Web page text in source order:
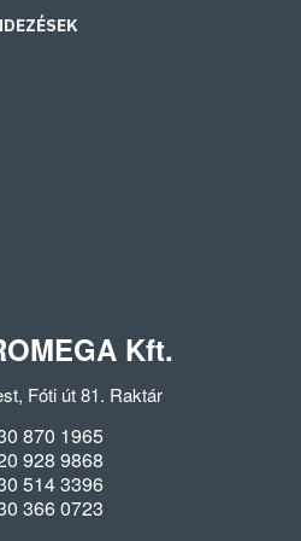
Kft.
Fóti út 81. Raktár
870 1965
928 9868
514 3396
366 0723